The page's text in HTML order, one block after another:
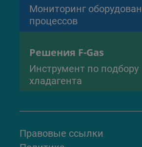
Мониторинг
процессов
Решения F-Gas
Инструмент по подбору
хладагента
Правовые ссылки